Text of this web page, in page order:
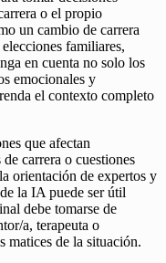
o el propio
un cambio de carrera
familiares,
en cuenta no solo los
emocionales y
el contexto completo
que afectan
carrera o cuestiones
orientación de expertos y
la IA puede ser útil
debe tomarse de
a, terapeuta o
matices de la situación.